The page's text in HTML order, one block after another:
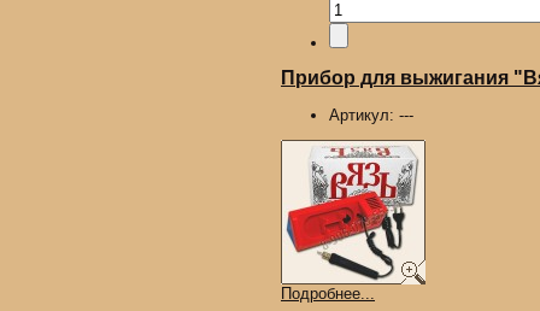
Прибор для выжигания
Артикул: ---
Подробнее...